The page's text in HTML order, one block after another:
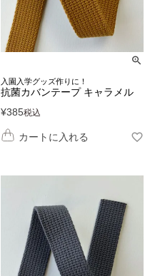
入園入学グッズ作りに！
抗菌カバンテープ キャラメル
¥385税込
カートに入れる